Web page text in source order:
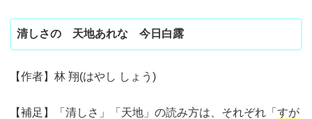
清しさの 天地あれな 今日白露
【作者】林 翔(はやし しょう)
【補足】「清しさ」「天地」の読み方は、それぞれ「すが